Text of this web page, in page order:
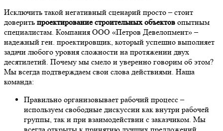
Исключить такой негативный сценарий просто – стоит
доверить проектирование строительных объектов опытным
специалистам. Компания ООО «Петров Девелопмент» –
надежный ген. проектировщик, который успешно выполняет
задачи любого уровня сложности на протяжении двух
десятилетий. Почему мы смело и уверенно говорим об этом?
Мы всегда подтверждаем свои слова действиями. Наша
команда:
Правильно организовывает рабочий процесс –
используем свободные дискуссии как внутри рабочей
группы, так и при взаимодействии с заказчиком. Мы